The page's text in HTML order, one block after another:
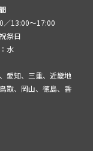
／13:00～17:00
祭日
水
愛知、三重、近畿地
取、岡山、徳島、香